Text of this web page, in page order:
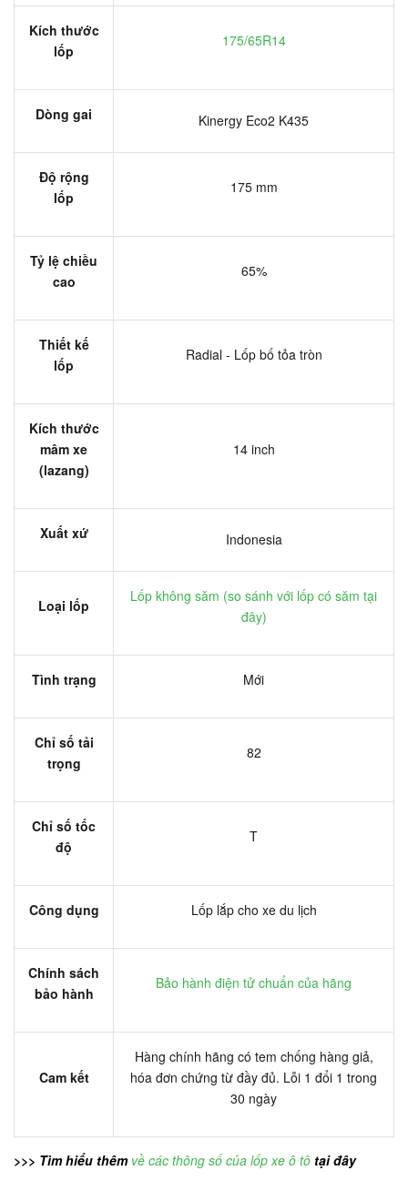
Kích thước
lốp
175/65R14
Dòng gai Kinergy Eco2 K435
Độ rộng
lốp
175 mm
Tỷ lệ chiều
cao
65%
Thiết kế
lốp
Radial - Lốp bố tỏa tròn
Kích thước
mâm xe
(lazang)
14 inch
Xuất xứ Indonesia
Loại lốp
Lốp không săm (so sánh với lốp có săm tại
đây)
Tình trạng Mới
Chỉ số tải
trọng
82
Chỉ số tốc
độ
T
Công dụng Lốp lắp cho xe du lịch
Chính sách
bảo hành
Bảo hành điện tử chuẩn của hãng
Cam kết
Hàng chính hãng có tem chống hàng giả,
hóa đơn chứng từ đầy đủ. Lỗi 1 đổi 1 trong
30 ngày
>>> Tìm hiểu thêm về các thông số của lốp xe ô tô tại đây